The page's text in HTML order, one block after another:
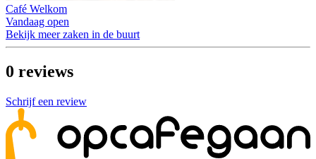
Café Welkom
Vandaag open
Bekijk meer zaken in de buurt
0 reviews
Schrijf een review